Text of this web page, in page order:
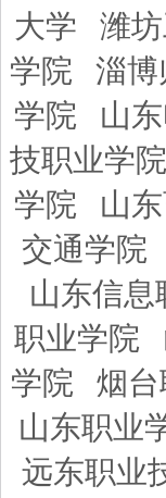
大学
潍
学院
淄博
学院
山
技职业学院
学院
山
交通学院
山东信息
职业学院
学院
烟
山东职业
远东职业